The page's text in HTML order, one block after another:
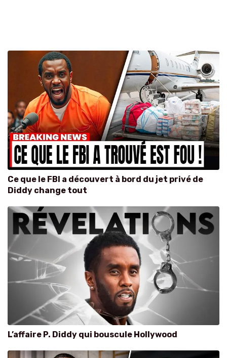
Ce que le FBI a découvert à bord du jet privé de
Diddy change tout
L’affaire P. Diddy qui bouscule Hollywood